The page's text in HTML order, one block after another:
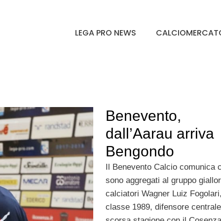
LEGA PRO NEWS
Benevento,
dall’Aarau arriva
Bengondo
Il Benevento Calcio comunica
sono aggregati al gruppo
calciatori Wagner Luiz
classe 1989, difensore